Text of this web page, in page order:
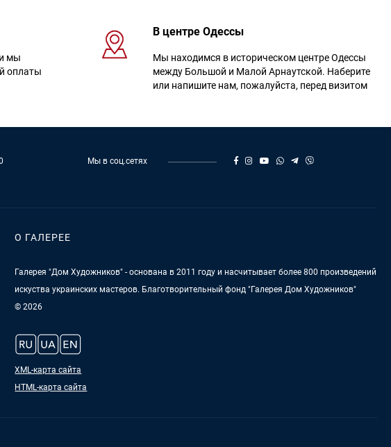
мы
оплаты
В центре Одессы
Мы находимся в историческом центре Одессы
между Большой и Малой Арнаутской. Наберите
или напишите нам, пожалуйста, перед визитом
Мы в соц.сетях
О ГАЛЕРЕЕ
Галерея "Дом Художников" - основана в 2011 году и насчитывает более 800 произведений
искуства украинских мастеров. Благотворительный фонд "Галерея Дом Художников"
© 2026
XML-карта сайта
HTML-карта сайта